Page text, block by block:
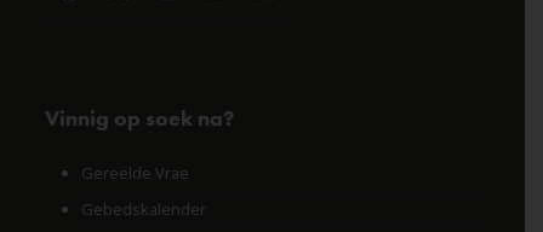
Vinnig op soek na?
Gereelde Vrae
Gebedskalender